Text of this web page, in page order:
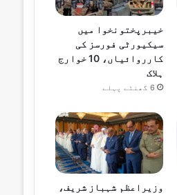
خیبرپختونخوا میں
سیکیورٹی فورسز کی
کارروائیاں، 10 خوارج
ہلاک
6 گھنٹے پہلے
وزیراعظم شہباز شریف،